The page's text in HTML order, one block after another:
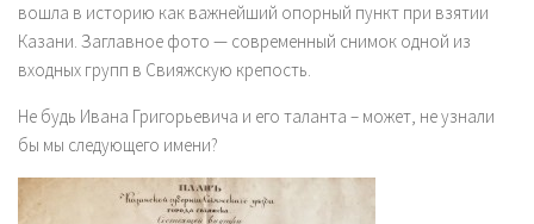
вошла в историю как важнейший опорный пункт при взятии
Казани. Заглавное фото — современный снимок одной из
входных групп в Свияжскую крепость.
Не будь Ивана Григорьевича и его таланта – может, не узнали
бы мы следующего имени?